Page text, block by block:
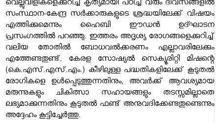
വെല്ലുവിളികളെക്കുറിച്ച് കൃത്യമായി പഠിച്ച് വരും ദിവസങ്ങളിൽ
സംസ്ഥാന-കേന്ദ്ര സർക്കാരുകളുടെ ശ്രദ്ധയിലേക്ക് വിഷയം
എത്തിക്കുമെന്നും ഹൈബി ഈഡൻ ഉദ്ഘാടന
പ്രസംഗത്തിൽ പറഞ്ഞു. ഇത്തരം അദൃശ്യ രോഗങ്ങളെക്കുറിച്ച്
വലിയ തോതിൽ ബോധവൽക്കരണം എല്ലാവരിലേക്കും
എത്തേണ്ടതുണ്ട്. കേരള സോഷ്യൽ സെക്യൂരിറ്റി മിഷന്റെ
(കെ.എസ്.എസ്.എം.) കീഴിലുള്ള പദ്ധതികളിലേക്ക് കൂടുതൽ
രോഗികളെ ഉൾപ്പെടുത്തുന്നതിനും, അവർക്ക് ആവശ്യമായ
മരുന്നുകളും ചികിത്സാ സഹായങ്ങളും തടസ്സമില്ലാതെ
ലഭ്യമാക്കുന്നതിനും കൂടുതൽ ഫണ്ട് അനുവദിക്കേണ്ടതുണ്ടെന്നും
അദ്ദേഹം കൂട്ടിച്ചേർത്തു.